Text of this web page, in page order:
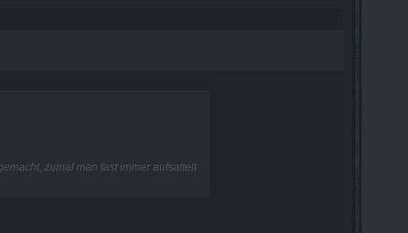
zumal man fast immer aufsattelt